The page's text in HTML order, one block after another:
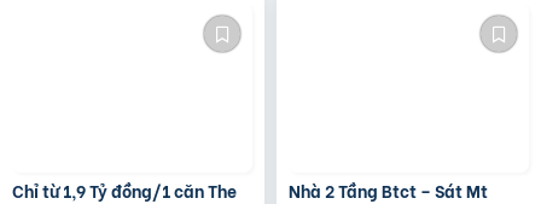
Chỉ từ 1,9 Tỷ đồng/1 căn The
Nhà 2 Tầng Btct – Sát Mt